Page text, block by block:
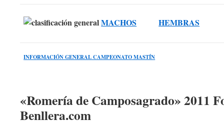
MACHOS HEMBRAS
INFORMACIÓN GENERAL CAMPEONATO MASTÍN
«Romería de Camposagrado» 2011
Benllera.com